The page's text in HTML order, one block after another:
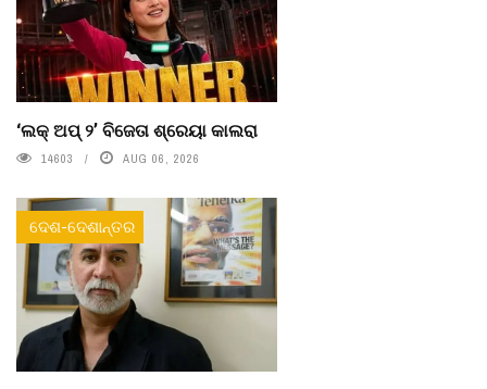
‘ଲକ୍ ଅପ୍ ୨’ ବିଜେତା ଶ୍ରେୟା କାଲରା
14603 AUG 06, 2026
ଦେଶ-ଦେଶାନ୍ତର